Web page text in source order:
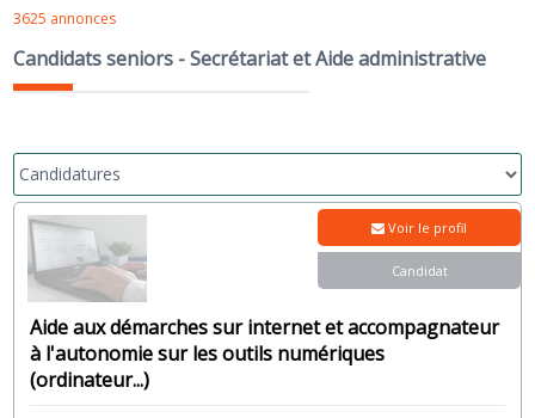
3625 annonces
Candidats seniors - Secrétariat et Aide administrative
Aide aux démarches sur internet et accompagnateur
à l'autonomie sur les outils numériques
(ordinateur...)
Voir le profil
Candidat